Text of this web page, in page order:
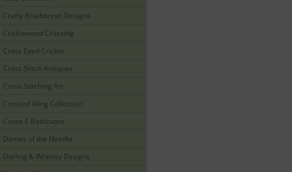
Crafty Bluebonnet Designs
Cricklewood Crossing
Cross Eyed Cricket
Cross Stitch Antiques
Cross Stitching Art
Crossed Wing Collection
Cuore E Batticuore
Dames of the Needle
Darling & Whimsy Designs